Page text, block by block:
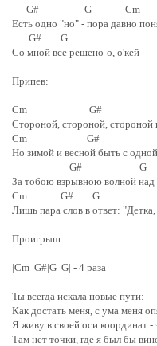
G# G Cm
Есть одно "но" - пора давно
G# G
Со мной все решено-о, о'кей
Припев:
Cm
Стороной, стороной, стороной
Cm G#
Но зимой и весной быть с
G#
За тобою взрывною волной над
Cm G# G
Лишь пара слов в ответ: "Детка,
Проигрыш:
|Cm G#|G G| - 4 раза
Ты всегда искала новые пути:
Как достать меня, с ума меня
Я живу в своей оси координат -
Там нет точки, где я был бы